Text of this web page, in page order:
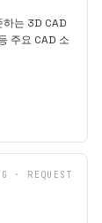
는 3D CAD
주요 CAD 소
· REQUEST